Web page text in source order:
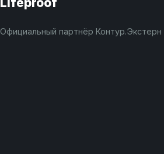
Официальный партнёр Контур.Экстерн